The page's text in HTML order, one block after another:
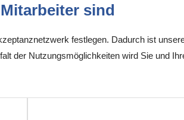
sind
festlegen. Dadurch ist
der Nutzungsmöglichkeiten wird Sie und